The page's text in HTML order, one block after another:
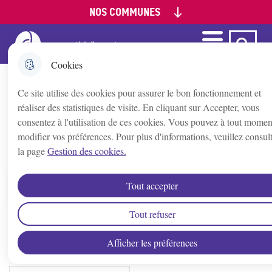
Cookies
Ce site utilise des cookies pour assurer le bon fonctionnement et
réaliser des statistiques de visite. En cliquant sur Accepter, vous
consentez à l'utilisation de ces cookies. Vous pouvez à tout
modifier vos préférences. Pour plus d'informations, veuillez
la pageGestion des cookies.
Afficher les préférences
Tout accepter
Tout refuser
au
menu
Aller à la
Aller au
contenu
plan du site
NOS COMMUNES
Appoigny
Augy
Auxerre
Bleigny-le-Carreau
Champs/Yonne
Menu
Le conseil communautaire
Accueil
Le Président de la Communauté de
l'Auxerrois